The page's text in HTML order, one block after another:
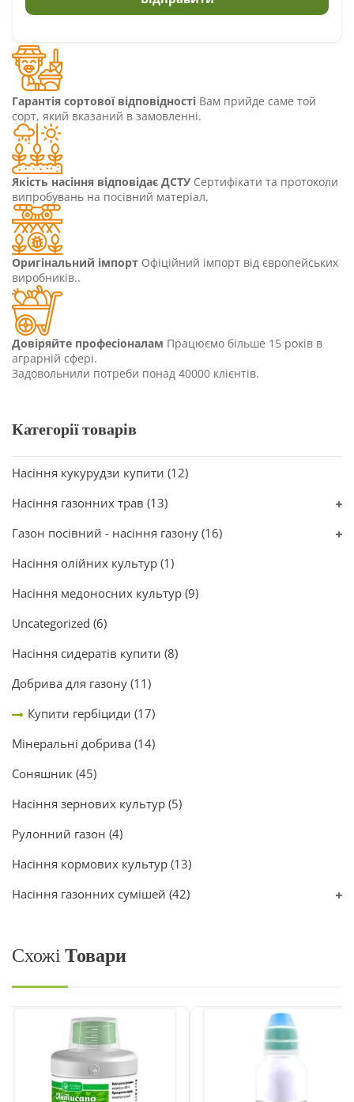
Гарантія сортової відповідності Вам прийде саме той
сорт, який вказаний в замовленні.
Якість насіння відповідає ДСТУ Сертифікати та протоколи
випробувань на посівний матеріал.
Оригінальний імпорт Офіційний імпорт від європейських
виробників..
Довіряйте професіоналам Працюємо більше 15 років в
аграрній сфері.
Задовольнили потреби понад 40000 клієнтів.
Категорії товарів
Насіння кукурудзи купити (12)
Насіння газонних трав (13)
Газон посівний - насіння газону (16)
Насіння олійних культур (1)
Насіння медоносних культур (9)
Uncategorized (6)
Насіння сидератів купити (8)
Добрива для газону (11)
Купити гербіциди (17)
Мінеральні добрива (14)
Соняшник (45)
Насіння зернових культур (5)
Рулонний газон (4)
Насіння кормових культур (13)
Насіння газонних сумішей (42)
Схожі Товари